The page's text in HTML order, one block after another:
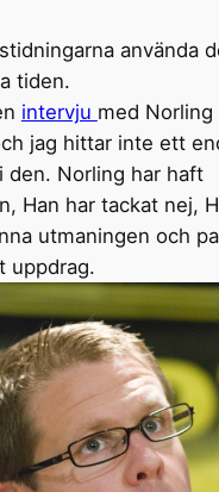
använda
tiden.
intervju med Norling
jag hittar inte ett
den. Norling har haft
Han har tackat nej,
utmaningen och
uppdrag.